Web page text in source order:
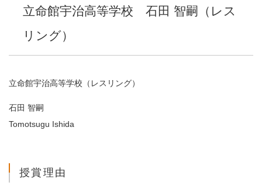
立命館宇治高等学校 石田 智嗣（レス
リング）
立命館宇治高等学校（レスリング）
石田 智嗣
Tomotsugu Ishida
授賞理由